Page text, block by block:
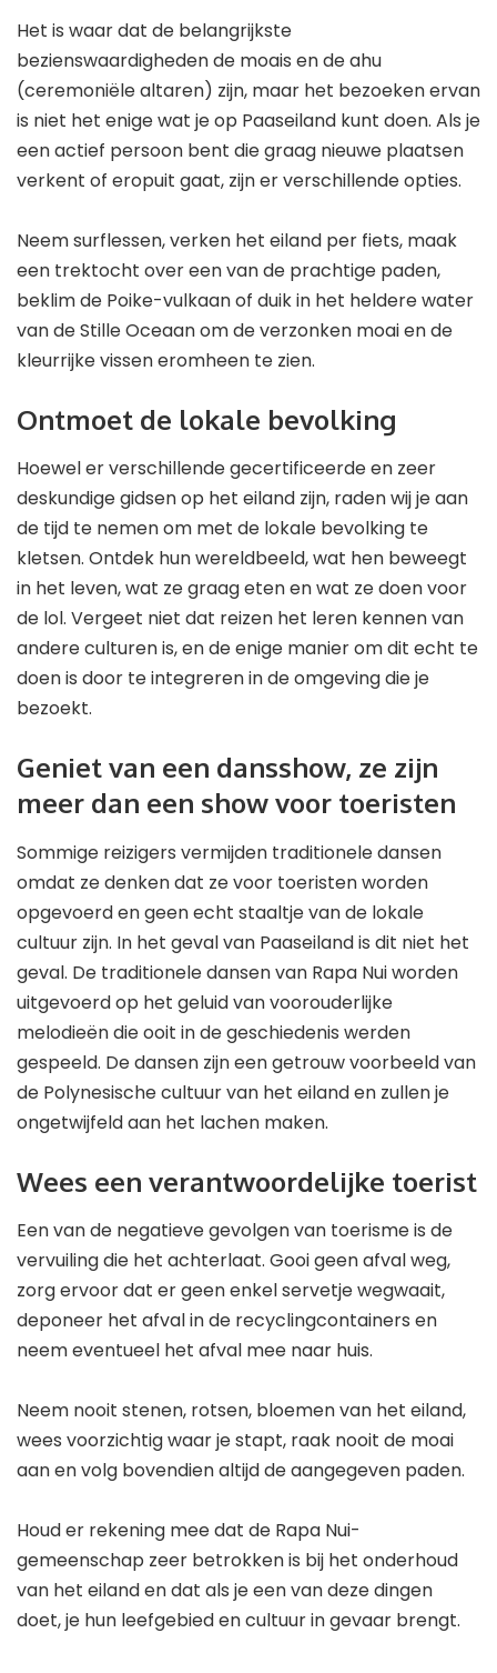
Het is waar dat de belangrijkste
bezienswaardigheden de moais en de ahu
(ceremoniële altaren) zijn, maar het bezoeken ervan
is niet het enige wat je op Paaseiland kunt doen. Als je
een actief persoon bent die graag nieuwe plaatsen
verkent of eropuit gaat, zijn er verschillende opties.
Neem surflessen, verken het eiland per fiets, maak
een trektocht over een van de prachtige paden,
beklim de Poike-vulkaan of duik in het heldere water
van de Stille Oceaan om de verzonken moai en de
kleurrijke vissen eromheen te zien.
Ontmoet de lokale bevolking
Hoewel er verschillende gecertificeerde en zeer
deskundige gidsen op het eiland zijn, raden wij je aan
de tijd te nemen om met de lokale bevolking te
kletsen. Ontdek hun wereldbeeld, wat hen beweegt
in het leven, wat ze graag eten en wat ze doen voor
de lol. Vergeet niet dat reizen het leren kennen van
andere culturen is, en de enige manier om dit echt te
doen is door te integreren in de omgeving die je
bezoekt.
Geniet van een dansshow, ze zijn
meer dan een show voor toeristen
Sommige reizigers vermijden traditionele dansen
omdat ze denken dat ze voor toeristen worden
opgevoerd en geen echt staaltje van de lokale
cultuur zijn. In het geval van Paaseiland is dit niet het
geval. De traditionele dansen van Rapa Nui worden
uitgevoerd op het geluid van voorouderlijke
melodieën die ooit in de geschiedenis werden
gespeeld. De dansen zijn een getrouw voorbeeld van
de Polynesische cultuur van het eiland en zullen je
ongetwijfeld aan het lachen maken.
Wees een verantwoordelijke toerist
Een van de negatieve gevolgen van toerisme is de
vervuiling die het achterlaat. Gooi geen afval weg,
zorg ervoor dat er geen enkel servetje wegwaait,
deponeer het afval in de recyclingcontainers en
neem eventueel het afval mee naar huis.
Neem nooit stenen, rotsen, bloemen van het eiland,
wees voorzichtig waar je stapt, raak nooit de moai
aan en volg bovendien altijd de aangegeven paden.
Houd er rekening mee dat de Rapa Nui-
gemeenschap zeer betrokken is bij het onderhoud
van het eiland en dat als je een van deze dingen
doet, je hun leefgebied en cultuur in gevaar brengt.